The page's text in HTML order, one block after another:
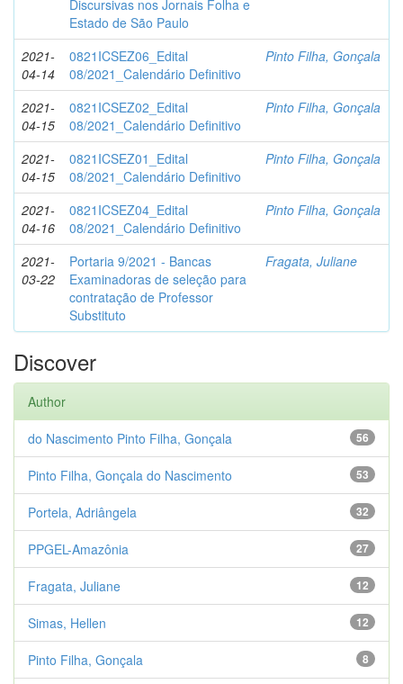
Discursivas nos Jornais Folha e
Estado de São Paulo
2021-
04-14
0821ICSEZ06_Edital
08/2021_Calendário Definitivo
Pinto Filha, Gonçala
2021-
04-15
0821ICSEZ02_Edital
08/2021_Calendário Definitivo
Pinto Filha, Gonçala
2021-
04-15
0821ICSEZ01_Edital
08/2021_Calendário Definitivo
Pinto Filha, Gonçala
2021-
04-16
0821ICSEZ04_Edital
08/2021_Calendário Definitivo
Pinto Filha, Gonçala
2021-
03-22
Portaria 9/2021 - Bancas
Examinadoras de seleção para
contratação de Professor
Substituto
Fragata, Juliane
Discover
Author
56
do Nascimento Pinto Filha, Gonçala
53
Pinto Filha, Gonçala do Nascimento
32
Portela, Adriângela
27
PPGEL-Amazônia
12
Fragata, Juliane
12
Simas, Hellen
8
Pinto Filha, Gonçala